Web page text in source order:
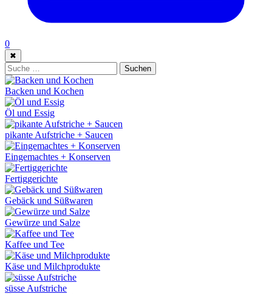
0
✖
Suche: Suchen
Backen und Kochen
Öl und Essig
pikante Aufstriche + Saucen
Eingemachtes + Konserven
Fertiggerichte
Gebäck und Süßwaren
Gewürze und Salze
Kaffee und Tee
Käse und Milchprodukte
süsse Aufstriche